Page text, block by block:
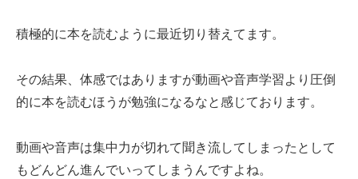
積極的に本を読むように最近切り替えてます。
その結果、体感ではありますが動画や音声学習より圧倒
的に本を読むほうが勉強になるなと感じております。
動画や音声は集中力が切れて聞き流してしまったとして
もどんどん進んでいってしまうんですよね。